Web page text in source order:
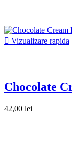
 Vizualizare rapida
Chocolate
42,00 lei